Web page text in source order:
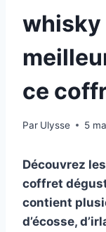
whisky
ce
Par Ulysse 5
Découvrez
coffret
contient
d’écosse,